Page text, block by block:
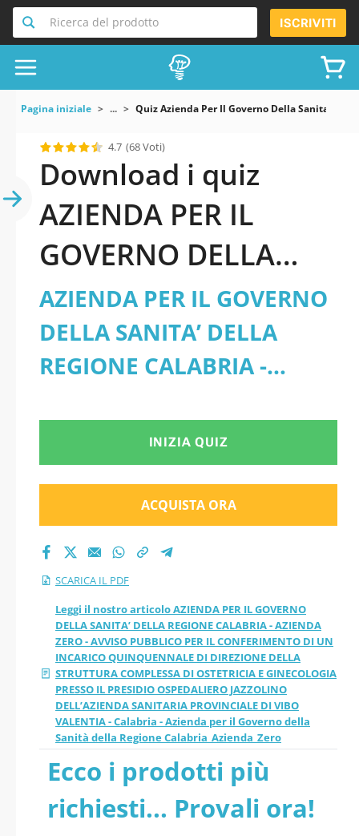
Ricerca del prodotto ISCRIVITI
Pagina iniziale ... Quiz Azienda Per Il Governo Della Sanita
4.7 (68 Voti)
Download i quiz
AZIENDA PER IL
GOVERNO DELLA
SANITA’ DELLA
REGIONE CALABRIA -
AZIENDA ZERO -
AVVISO PUBBLICO
PER IL
CONFERIMENTO DI
UN INCARICO
QUINQUENNALE DI
DIREZIONE DELLA
STRUTTURA
COMPLESSA DI
OSTETRICIA E
GINECOLOGIA
PRESSO IL PRESIDIO
AZIENDA PER IL GOVERNO
DELLA SANITA’ DELLA
REGIONE CALABRIA -
PUBBLICO PER IL
CONFERIMENTO DI UN
INCARICO
QUINQUENNALE DI
DIREZIONE DELLA
STRUTTURA COMPLESSA DI
OSTETRICIA E
GINECOLOGIA PRESSO IL
PRESIDIO OSPEDALIERO
JAZZOLINO DELL’AZIENDA
SANITARIA PROVINCIALE
DI VIBO VALENTIA -
INIZIA QUIZ
ACQUISTA ORA
SCARICA IL PDF
Leggi il nostro articolo AZIENDA PER IL GOVERNO
DELLA SANITA’ DELLA REGIONE CALABRIA - AZIENDA
ZERO - AVVISO PUBBLICO PER IL CONFERIMENTO DI UN
INCARICO QUINQUENNALE DI DIREZIONE DELLA
STRUTTURA COMPLESSA DI OSTETRICIA E GINECOLOGIA
PRESSO IL PRESIDIO OSPEDALIERO JAZZOLINO
DELL’AZIENDA SANITARIA PROVINCIALE DI VIBO
VALENTIA - Calabria - Azienda per il Governo della
Sanità della Regione Calabria_Azienda_Zero
Ecco i prodotti più
richiesti... Provali ora!